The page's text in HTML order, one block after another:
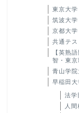
東京大学
筑波大学
京都大学
共通テ
【英熟
智・東
青山学院
早稲田大
法学
人